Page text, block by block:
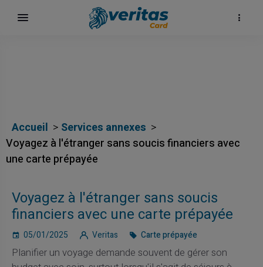
Accueil
Services annexes
Voyagez à l'étranger sans soucis financiers avec
une carte prépayée
Voyagez à l'étranger sans soucis
financiers avec une carte prépayée
05/01/2025 Veritas Carte prépayée
Planifier un voyage demande souvent de gérer son